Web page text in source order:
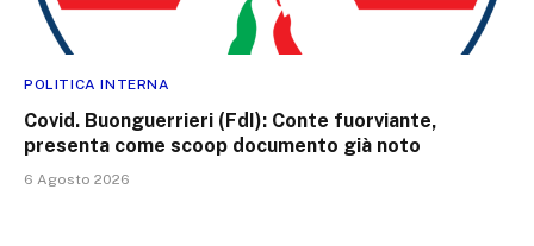
POLITICA INTERNA
Covid. Buonguerrieri (FdI): Conte fuorviante,
presenta come scoop documento già noto
6 Agosto 2026